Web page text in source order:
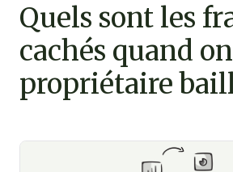
Quels sont les
cachés quand
propriétaire